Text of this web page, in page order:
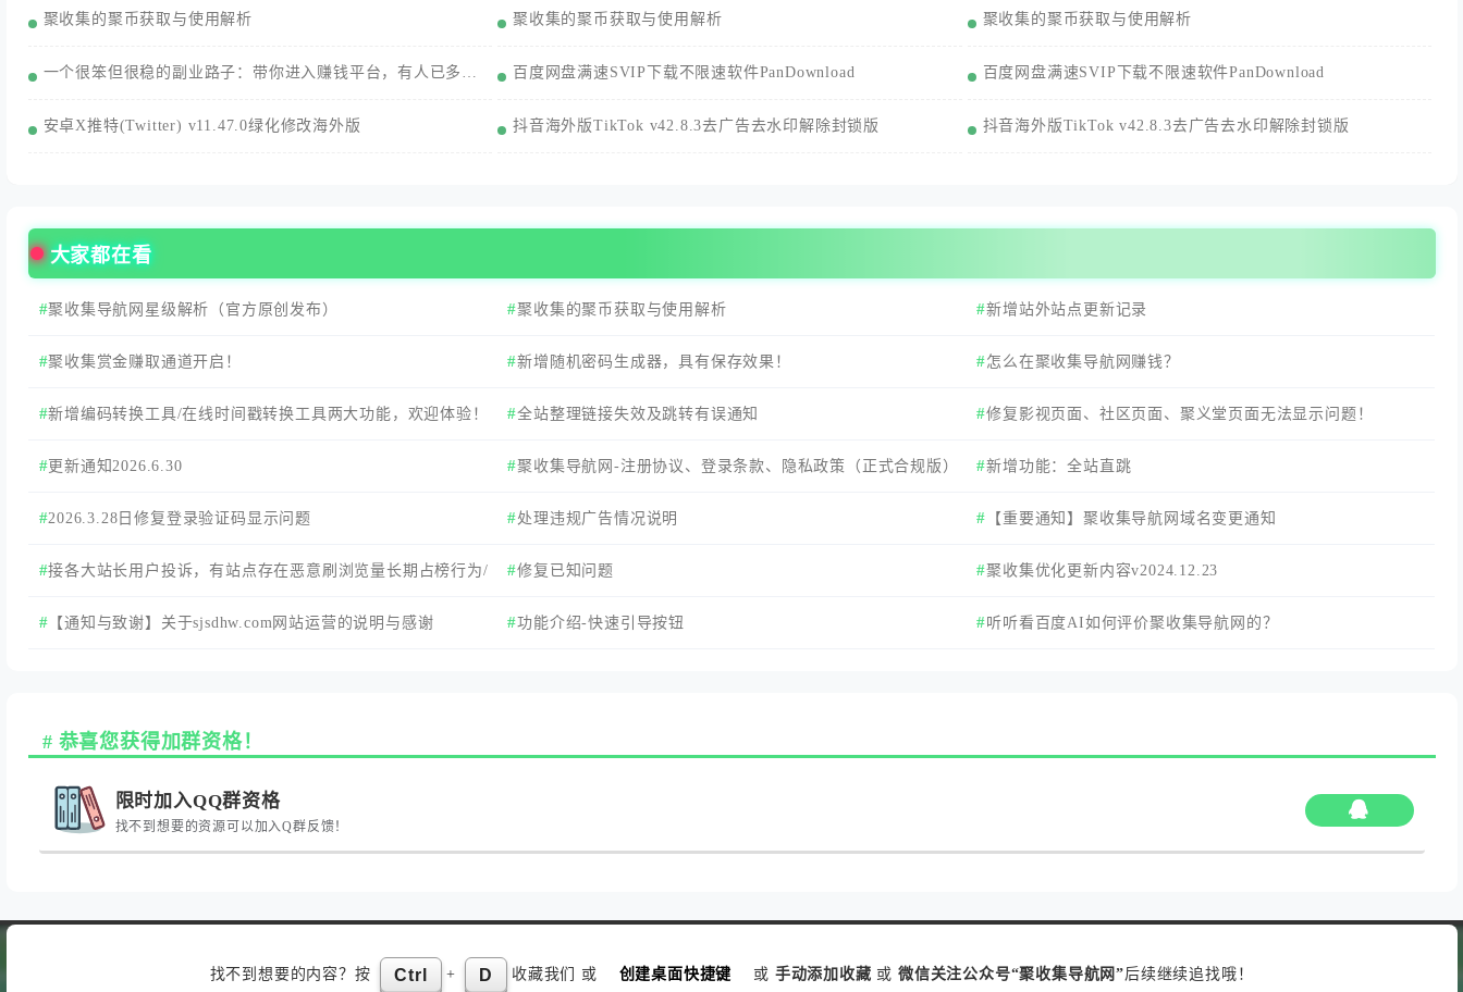
聚收集的聚币获取与使用解析
一个很笨但很稳的副业路子：带你进入赚钱平台，有人已多赚3000+/月
安卓X推特(Twitter) v11.47.0绿化修改海外版
聚收集的聚币获取与使用解析
百度网盘满速SVIP下载不限速软件PanDownload
抖音海外版TikTok v42.8.3去广告去水印解除封锁版
聚收集的聚币获取与使用解析
百度网盘满速SVIP下载不限速软件PanDownload
抖音海外版TikTok v42.8.3去广告去水印解除封锁版
大家都在看
聚收集导航网星级解析（官方原创发布） 聚收集的聚币获取与使用解析 新增站外站点更新记录
聚收集赏金赚取通道开启！ 新增随机密码生成器，具有保存效果！ 怎么在聚收集导航网赚钱？
新增编码转换工具/在线时间戳转换工具两大功能，欢迎体验！ 全站整理链接失效及跳转有误通知 修复影视页面、社区页面、聚义堂页面无法显示问题！
更新通知2026.6.30 聚收集导航网-注册协议、登录条款、隐私政策（正式合规版） 新增功能：全站直跳
2026.3.28日修复登录验证码显示问题 处理违规广告情况说明 【重要通知】聚收集导航网域名变更通知
接各大站长用户投诉，有站点存在恶意刷浏览量长期占榜行为/
最新来访占榜行为！
修复已知问题 聚收集优化更新内容v2024.12.23
【通知与致谢】关于sjsdhw.com网站运营的说明与感谢 功能介绍-快速引导按钮 听听看百度AI如何评价聚收集导航网的？
恭喜您获得加群资格！
限时加入QQ群资格
找不到想要的资源可以加入Q群反馈！
找不到想要的内容？按 Ctrl + D 收藏我们 或 创建桌面快捷键 或 手动添加收藏 或 微信关注公众号“聚收集导航网”后续继续追找哦！